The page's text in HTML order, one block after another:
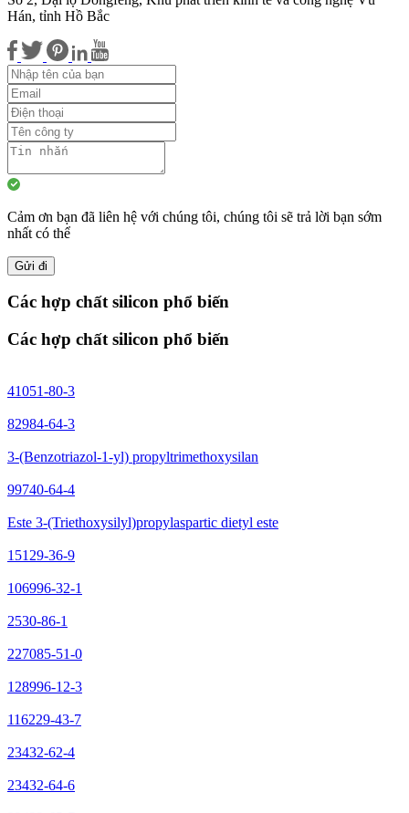
Hán, tỉnh Hồ Bắc
Cảm ơn bạn đã liên hệ với chúng tôi, chúng tôi sẽ trả lời bạn sớm
nhất có thể
Gửi đi
Các hợp chất silicon phổ biến
Các hợp chất silicon phổ biến
41051-80-3
82984-64-3
3-(Benzotriazol-1-yl) propyltrimethoxysilan
99740-64-4
Este 3-(Triethoxysilyl)propylaspartic dietyl este
15129-36-9
106996-32-1
2530-86-1
227085-51-0
128996-12-3
116229-43-7
23432-62-4
23432-64-6